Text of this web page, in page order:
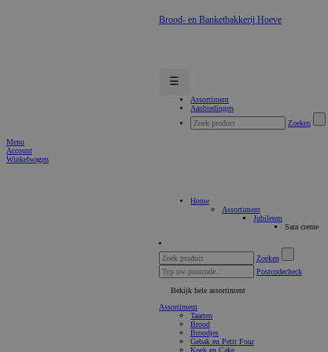
Brood- en Banketbakkerij Hoeve
☰
Assortiment
Aanbiedingen
Zoeken
Menu
Account
Winkelwagen
Home
Assortiment
Jubileum
Sara creme
Zoeken
Postcodecheck
Bekijk hele assortiment
Assortiment
Taarten
Brood
Broodjes
Gebak en Petit Four
Koek en Cake